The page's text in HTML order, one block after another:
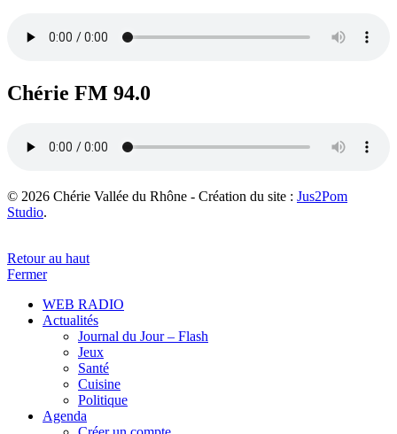
Chérie FM 94.0
© 2026 Chérie Vallée du Rhône - Création du site : Jus2Pom
Studio.
Retour au haut
Fermer
WEB RADIO
Actualités
Journal du Jour – Flash
Jeux
Santé
Cuisine
Politique
Agenda